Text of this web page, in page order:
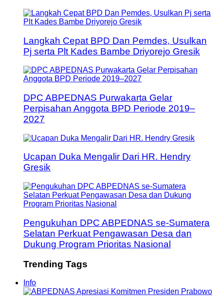
Langkah Cepat BPD Dan Pemdes, Usulkan
Pj serta Plt Kades Bambe Driyorejo Gresik
DPC ABPEDNAS Purwakarta Gelar
Perpisahan Anggota BPD Periode 2019–
2027
Ucapan Duka Mengalir Dari HR. Hendry
Gresik
Pengukuhan DPC ABPEDNAS se-Sumatera
Selatan Perkuat Pengawasan Desa dan
Dukung Program Prioritas Nasional
Trending Tags
Info